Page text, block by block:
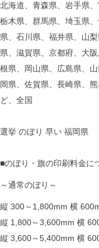
北海道、青森県、岩手県
栃木県、群馬県、埼玉県
県、石川県、福井県、山
県、滋賀県、京都府、大
根県、岡山県、広島県、
岡県、佐賀県、長崎県、
ど、全国
選挙 のぼり 早い 福岡県
■のぼり・旗の印刷料金に
～通常のぼり～
縦 300～1,800mm 横
縦 1,800～3,600mm 横
縦 3,600～5,400mm 横